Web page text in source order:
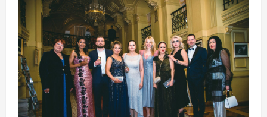
КВЦ
Парковий,
відбудеться
грандіозний
весільний
івент
Marry
Me
2021